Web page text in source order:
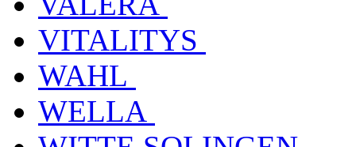
VITALITYS
WAHL
WELLA